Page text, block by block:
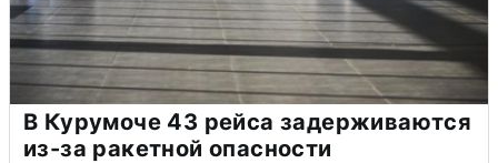
В Курумоче 43 рейса задерживаются
из-за ракетной опасности